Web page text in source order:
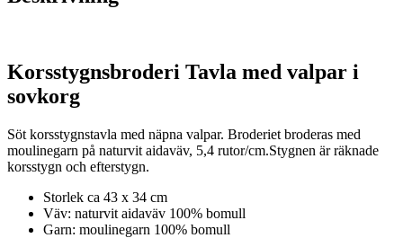
Korsstygnsbroderi Tavla med valpar i
sovkorg
Söt korsstygnstavla med näpna valpar. Broderiet broderas med
moulinegarn på naturvit aidaväv, 5,4 rutor/cm.Stygnen är räknade
korsstygn och efterstygn.
Storlek ca 43 x 34 cm
Väv: naturvit aidaväv 100% bomull
Garn: moulinegarn 100% bomull